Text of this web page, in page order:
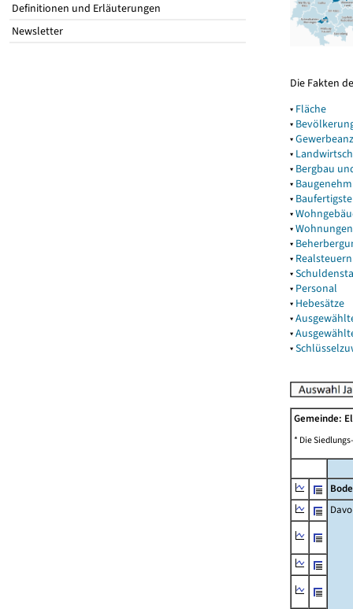
Definitionen und Erläuterungen
Newsletter
Die Fakten
▾ Fläche
▾
▾
▾
▾ Bergbau
▾
▾
▾
▾Wohnungen
▾
▾ Realsteuern
▾
▾ Personal
▾ Hebesätze
▾
▾
▾
Gemeinde:
* Die